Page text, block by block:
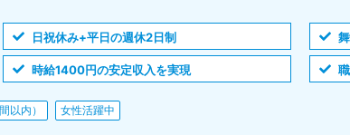
日祝休み+平日の週休2日制
時給1400円の安定収入を実現
以内） 女性活躍中